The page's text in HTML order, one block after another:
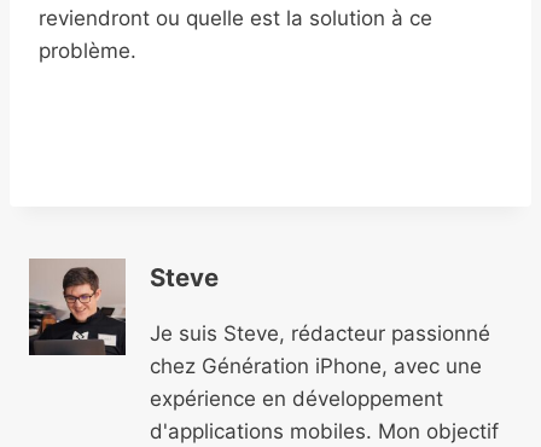
reviendront ou quelle est la solution à ce
problème.
Steve
Je suis Steve, rédacteur passionné
chez Génération iPhone, avec une
expérience en développement
d'applications mobiles. Mon objectif